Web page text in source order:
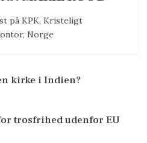
på KPK, Kristeligt
Norge
kirke i Indien?
trosfrihed udenfor EU